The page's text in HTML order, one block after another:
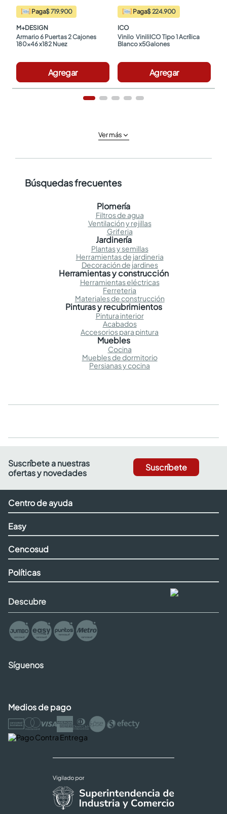
Paga$ 719.900
M+DESIGN
Armario 6 Puertas 2 Cajones
180x46 x182 Nuez
Agregar
Paga$ 224.900
ICO
Vinilo  ViniliICO Tipo 1 Acrílica
Blanco x5Galones
Agregar
Ver más
Búsquedas frecuentes
Plomería
Filtros de agua
Ventilación y rejillas
Griferia
Jardinería
Plantas y semillas
Herramientas de jardineria
Decoración de jardines
Herramientas y construcción
Herramientas eléctricas
Ferreteria
Materiales de construcción
Pinturas y recubrimientos
Pintura interior
Acabados
Accesorios para pintura
Muebles
Cocina
Muebles de dormitorio
Persianas y cocina
Suscríbete a nuestras
ofertas y novedades
Suscríbete
Centro de ayuda
Easy
Cencosud
Políticas
Descubre
Síguenos
Medios de pago